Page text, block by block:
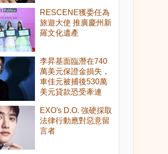
RESCENE獲委任為
旅遊大使 推廣慶州新
羅文化遺產
李昇基面臨潛在740
萬美元保證金損失，
車佳元被捕後530萬
美元貸款恐受牽連
EXO's D.O. 強硬採取
法律行動應對惡意留
言者